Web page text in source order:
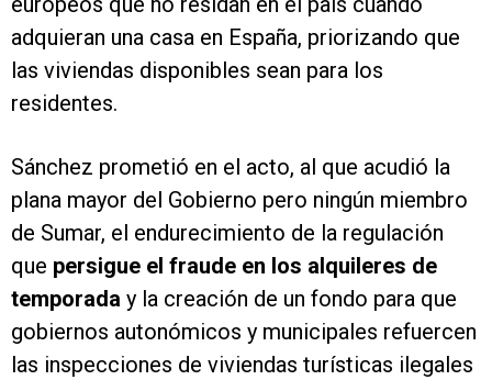
adquieran una casa en España, priorizando que
las viviendas disponibles sean para los
residentes.
Sánchez prometió en el acto, al que acudió la
plana mayor del Gobierno pero ningún miembro
de Sumar, el endurecimiento de la regulación
que persigue el fraude en los alquileres de
temporada y la creación de un fondo para que
gobiernos autonómicos y municipales refuercen
las inspecciones de viviendas turísticas ilegales